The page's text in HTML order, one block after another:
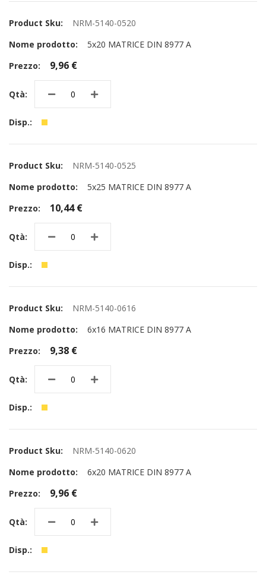
NRM-5140-0520
5x20 MATRICE DIN 8977 A
9,96 €
NRM-5140-0525
5x25 MATRICE DIN 8977 A
10,44 €
NRM-5140-0616
6x16 MATRICE DIN 8977 A
9,38 €
NRM-5140-0620
6x20 MATRICE DIN 8977 A
9,96 €